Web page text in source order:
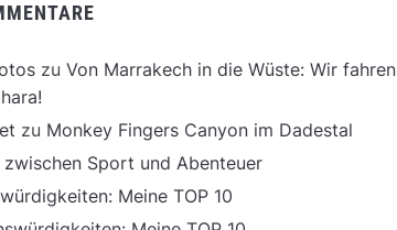
zu Von Marrakech in die Wüste: Wir fahren
zu Monkey Fingers Canyon im Dadestal
Sport und Abenteuer
Meine TOP 10